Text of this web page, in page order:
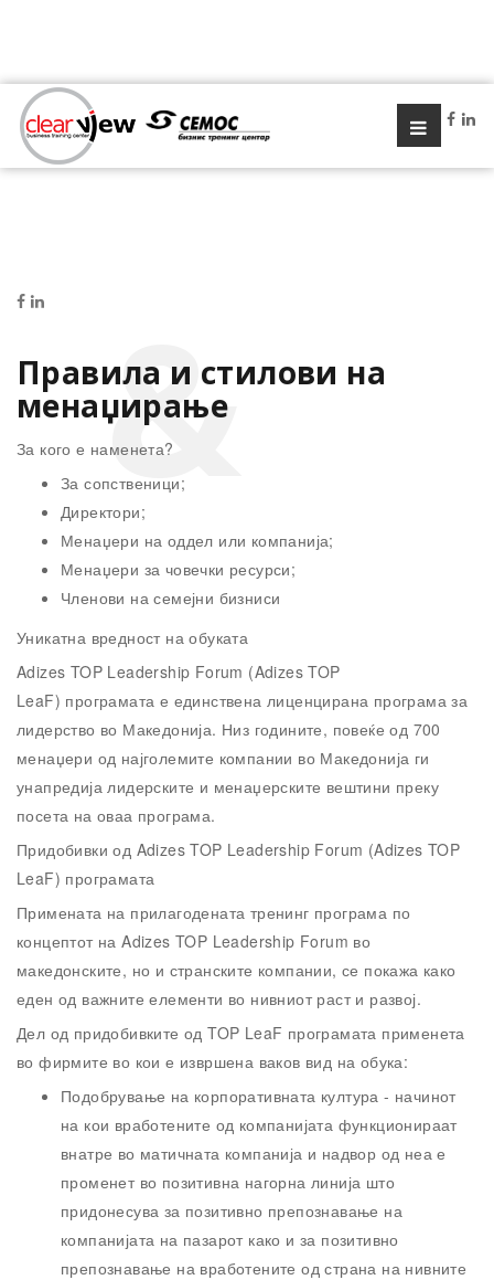
Правила и стилови на
менаџирање
За кого е наменета?
За сопственици;
Директори;
Менаџери на оддел или компанија;
Менаџери за човечки ресурси;
Членови на семејни бизниси
Уникатна вредност на обуката
Adizes TOP Leadership Forum (Adizes TOP
LeaF) програмата е единствена лиценцирана програма за
лидерство во Македонија. Низ годините, повеќе од 700
менаџери од најголемите компании во Македонија ги
унапредија лидерските и менаџерските вештини преку
посета на оваа програма.
Придобивки од Adizes TOP Leadership Forum (Adizes TOP
LeaF) програмата
Примената на прилагодената тренинг програма по
концептот на Adizes TOP Leadership Forum во
македонските, но и странските компании, се покажа како
еден од важните елементи во нивниот раст и развој.
Дел од придобивките од TOP LeaF програмата применета
во фирмите во кои е извршена ваков вид на обука:
Подобрување на корпоративната култура - начинот
на кои вработените од компанијата функционираат
внатре во матичната компанија и надвор од неа е
променет во позитивна нагорна линија што
придонесува за позитивно препознавање на
компанијата на пазарот како и за позитивно
препознавање на вработените од страна на нивните